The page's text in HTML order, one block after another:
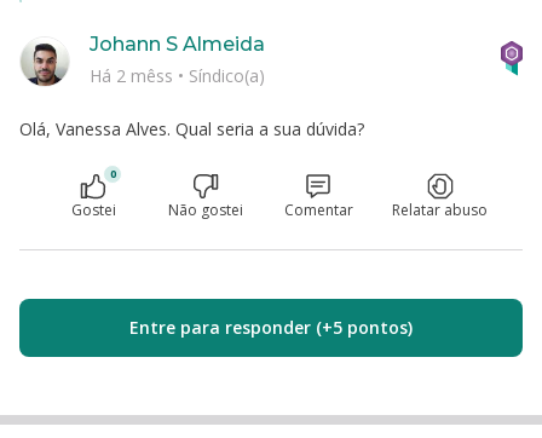
Olá, Vanessa Alves. Qual seria a sua dúvida?
Johann S Almeida
Há 2 mêss • Síndico(a)
0
Gostei Não gostei Comentar Relatar abuso
Entre para responder (+5 pontos)